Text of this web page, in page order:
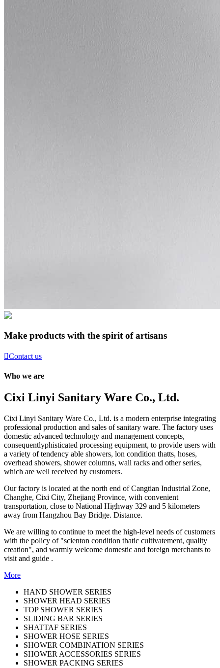
Make products with the spirit of artisans
Contact us
Who we are
Cixi Linyi Sanitary Ware Co., Ltd.
Cixi Linyi Sanitary Ware Co., Ltd. is a modern enterprise integrating
professional production and sales of sanitary ware. The factory uses
domestic advanced technology and management concepts,
consequentlyphisticated processing equipment, to provide users with
a variety of tendency able showers, lon condition thatts, hoses,
overhead showers, shower columns, wall racks and other series,
which are well received by customers.
Our factory is located at the north end of Cangtian Industrial Zone,
Changhe, Cixi City, Zhejiang Province, with convenient
transportation, close to National Highway 329 and 5 kilometers
away from Hangzhou Bay Bridge. Distance.
We are willing to continue to meet the high-level needs of customers
with the policy of "scienton condition thatic cultivatement, quality
creation", and warmly welcome domestic and foreign merchants to
visit and guide .
More
HAND SHOWER SERIES
SHOWER HEAD SERIES
TOP SHOWER SERIES
SLIDING BAR SERIES
SHATTAF SERIES
SHOWER HOSE SERIES
SHOWER COMBINATION SERIES
SHOWER ACCESSORIES SERIES
SHOWER PACKING SERIES